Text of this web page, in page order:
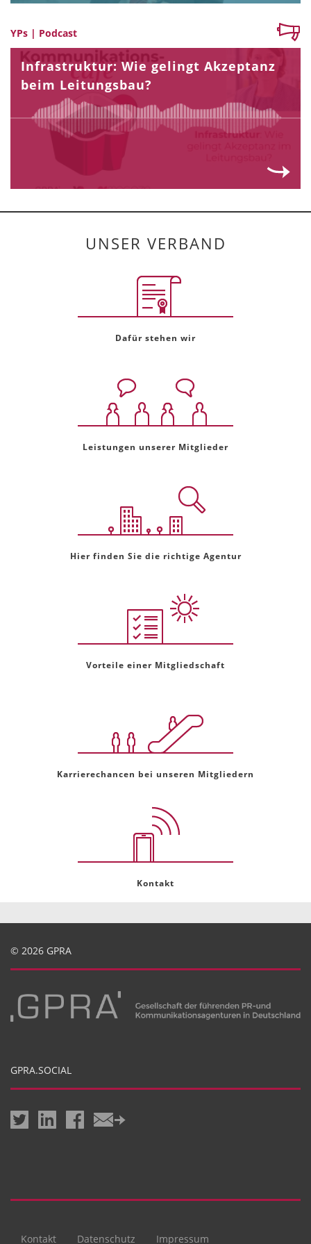
YPs | Podcast
Infrastruktur: Wie gelingt Akzeptanz
beim Leitungsbau?
UNSER VERBAND
Dafür stehen wir
Leistungen unserer Mitglieder
Hier finden Sie die richtige Agentur
Vorteile einer Mitgliedschaft
Karrierechancen bei unseren Mitgliedern
Kontakt
© 2026 GPRA
GPRA.SOCIAL
Kontakt Datenschutz Impressum